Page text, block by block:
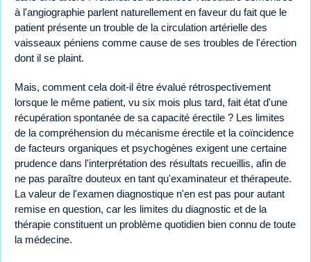
à l'angiographie parlent naturellement en faveur du fait que le
patient présente un trouble de la circulation artérielle des
vaisseaux péniens comme cause de ses troubles de l'érection
dont il se plaint.
Mais, comment cela doit-il être évalué rétrospectivement
lorsque le même patient, vu six mois plus tard, fait état d'une
récupération spontanée de sa capacité érectile ? Les limites
de la compréhension du mécanisme érectile et la coïncidence
de facteurs organiques et psychogènes exigent une certaine
prudence dans l'interprétation des résultats recueillis, afin de
ne pas paraître douteux en tant qu'examinateur et thérapeute.
La valeur de l'examen diagnostique n'en est pas pour autant
remise en question, car les limites du diagnostic et de la
thérapie constituent un problème quotidien bien connu de toute
la médecine.